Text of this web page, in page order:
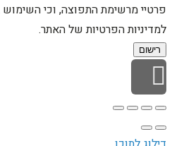
פרטיי מרשימת התפוצה, וכי
למדיניות הפרטיות של האתר.
רישום
גלילה לראש